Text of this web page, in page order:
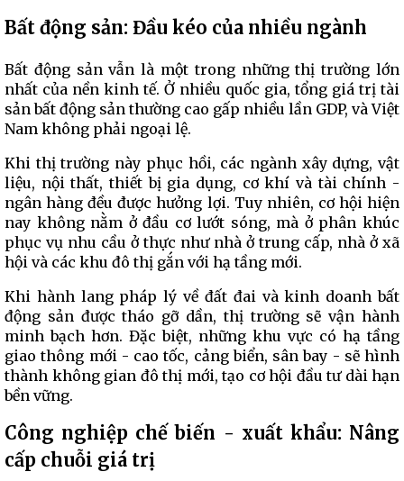
Bất động sản: Đầu kéo của nhiều ngành
Bất động sản vẫn là một trong những thị trường lớn
nhất của nền kinh tế. Ở nhiều quốc gia, tổng giá trị tài
sản bất động sản thường cao gấp nhiều lần GDP, và Việt
Nam không phải ngoại lệ.
Khi thị trường này phục hồi, các ngành xây dựng, vật
liệu, nội thất, thiết bị gia dụng, cơ khí và tài chính -
ngân hàng đều được hưởng lợi. Tuy nhiên, cơ hội hiện
nay không nằm ở đầu cơ lướt sóng, mà ở phân khúc
phục vụ nhu cầu ở thực như nhà ở trung cấp, nhà ở xã
hội và các khu đô thị gắn với hạ tầng mới.
Khi hành lang pháp lý về đất đai và kinh doanh bất
động sản được tháo gỡ dần, thị trường sẽ vận hành
minh bạch hơn. Đặc biệt, những khu vực có hạ tầng
giao thông mới - cao tốc, cảng biển, sân bay - sẽ hình
thành không gian đô thị mới, tạo cơ hội đầu tư dài hạn
bền vững.
Công nghiệp chế biến - xuất khẩu: Nâng
cấp chuỗi giá trị